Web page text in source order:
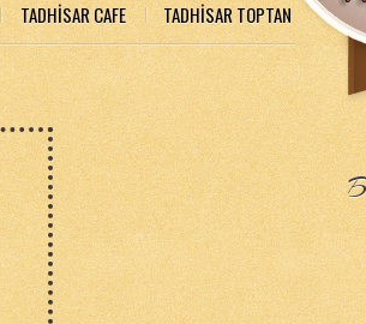
TADHİSAR CAFE TADHİSAR TOPTAN